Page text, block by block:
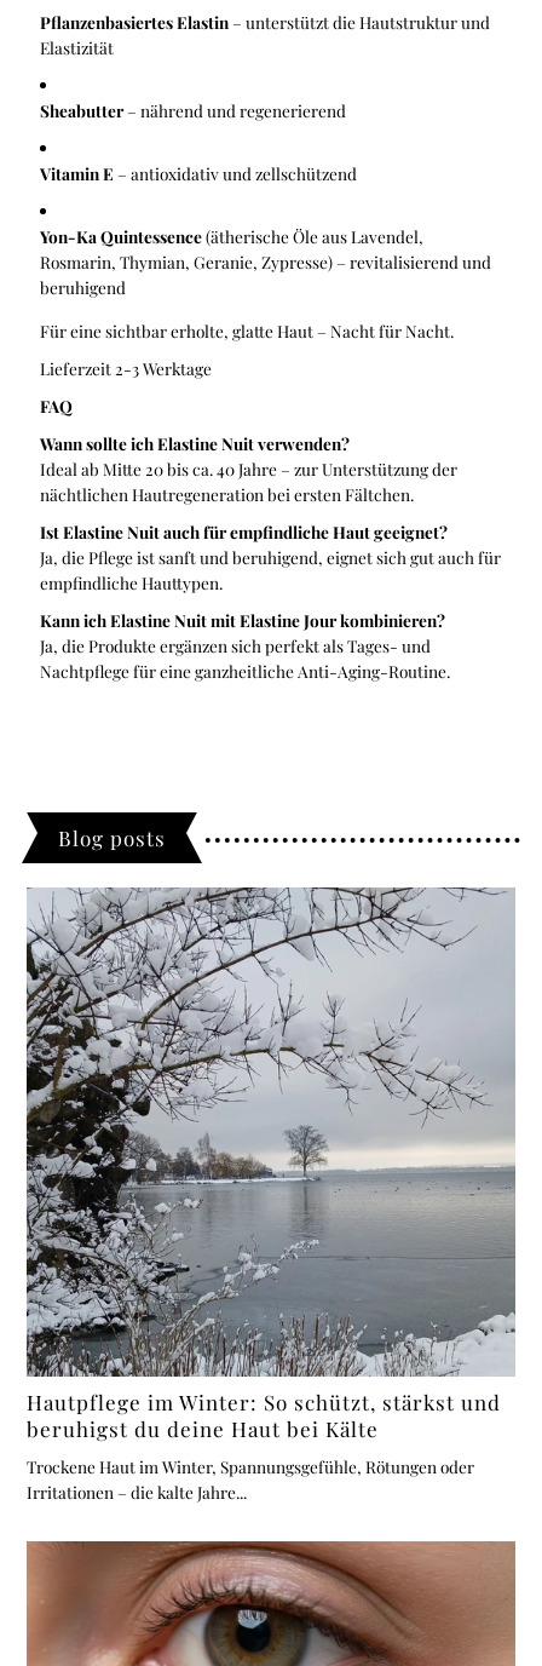
Pflanzenbasiertes Elastin– unterstützt die Hautstruktur und
Elastizität
Sheabutter– nährend und regenerierend
Vitamin E – antioxidativ und zellschützend
Yon-Ka Quintessence(ätherische Öle aus Lavendel,
Rosmarin, Thymian, Geranie, Zypresse) – revitalisierend und
beruhigend
Für eine sichtbar erholte, glatte Haut – Nacht für Nacht.
Lieferzeit 2-3 Werktage
FAQ
Wann sollte ich Elastine Nuit verwenden?
Ideal ab Mitte 20 bis ca. 40 Jahre – zur Unterstützung der
nächtlichen Hautregeneration bei ersten Fältchen.
Ist Elastine Nuit auch für empfindliche Haut geeignet?
Ja, die Pflege ist sanft und beruhigend, eignet sich gut auch für
empfindliche Hauttypen.
Kann ich Elastine Nuit mit Elastine Jour kombinieren?
Ja, die Produkte ergänzen sich perfekt als Tages- und
Nachtpflege für eine ganzheitliche Anti-Aging-Routine.
Blog posts
Hautpflege im Winter: So schützt, stärkst und
beruhigst du deine Haut bei Kälte
Trockene Haut im Winter, Spannungsgefühle, Rötungen oder
Irritationen – die kalte Jahre...